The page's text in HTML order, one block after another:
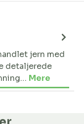
jern med
detaljerede
Mere